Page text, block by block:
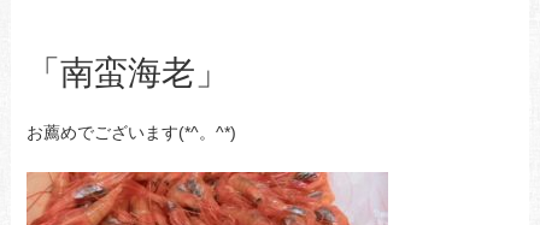
「南蛮海老」
お薦めでございます(*^。^*)